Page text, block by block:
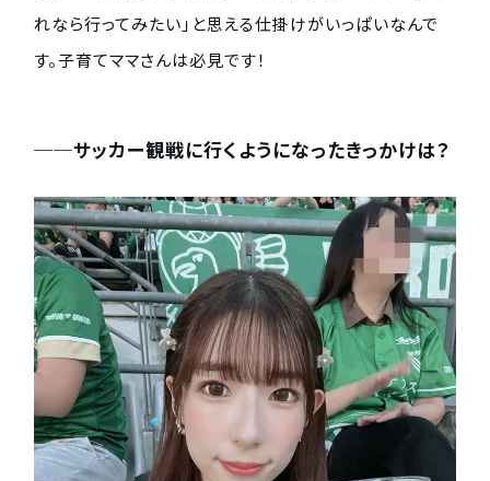
れなら行ってみたい」と思える仕掛けがいっぱいなんで
す。子育てママさんは必見です！
──サッカー観戦に行くようになったきっかけは？